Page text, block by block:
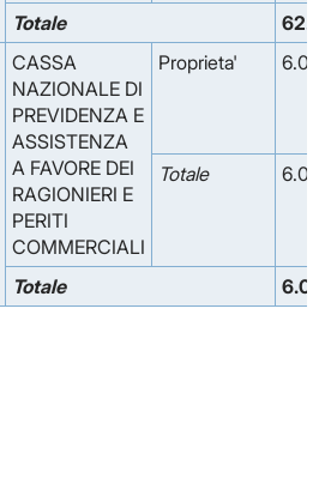
Totale
CASSA
NAZIONALE DI
PREVIDENZA E
ASSISTENZA
A FAVORE DEI
RAGIONIERI E
PERITI
COMMERCIALI
Proprieta' 6.075
Totale 6.075
Totale